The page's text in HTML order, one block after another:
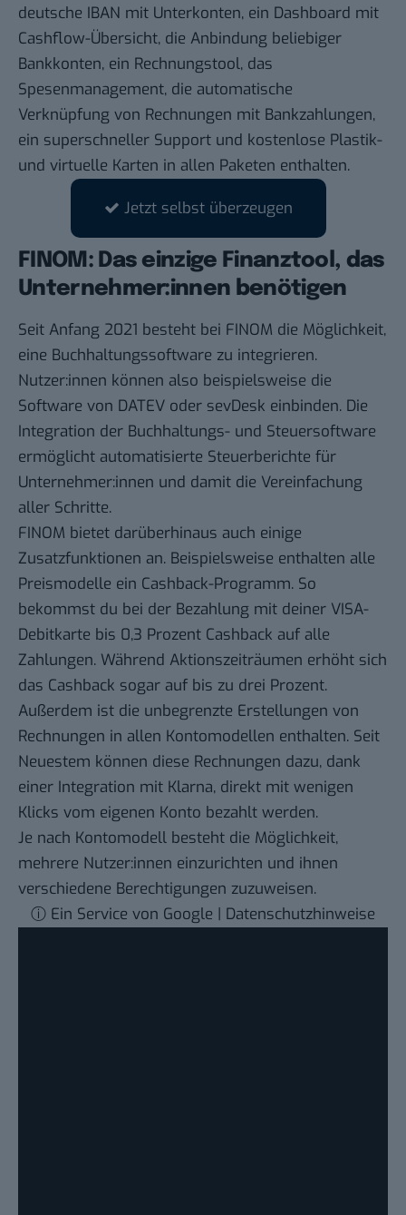
deutsche IBAN mit Unterkonten, ein Dashboard mit
Cashflow-Übersicht, die Anbindung beliebiger
Bankkonten, ein Rechnungstool, das
Spesenmanagement, die automatische
Verknüpfung von Rechnungen mit Bankzahlungen,
ein superschneller Support und kostenlose Plastik-
und virtuelle Karten in allen Paketen enthalten.
Jetzt selbst überzeugen
FINOM: Das einzige Finanztool, das
Unternehmer:innen benötigen
Seit Anfang 2021 besteht bei FINOM die Möglichkeit,
eine Buchhaltungssoftware zu integrieren.
Nutzer:innen können also beispielsweise die
Software von DATEV oder sevDesk einbinden. Die
Integration der Buchhaltungs- und Steuersoftware
ermöglicht automatisierte Steuerberichte für
Unternehmer:innen und damit die Vereinfachung
aller Schritte.
FINOM bietet darüberhinaus auch einige
Zusatzfunktionen an. Beispielsweise enthalten alle
Preismodelle ein Cashback-Programm. So
bekommst du bei der Bezahlung mit deiner VISA-
Debitkarte bis 0,3 Prozent Cashback auf alle
Zahlungen. Während Aktionszeiträumen erhöht sich
das Cashback sogar auf bis zu drei Prozent.
Außerdem ist die unbegrenzte Erstellungen von
Rechnungen in allen Kontomodellen enthalten. Seit
Neuestem können diese Rechnungen dazu, dank
einer Integration mit Klarna, direkt mit wenigen
Klicks vom eigenen Konto bezahlt werden.
Je nach Kontomodell besteht die Möglichkeit,
mehrere Nutzer:innen einzurichten und ihnen
verschiedene Berechtigungen zuzuweisen.
ⓘ Ein Service von Google | Datenschutzhinweise